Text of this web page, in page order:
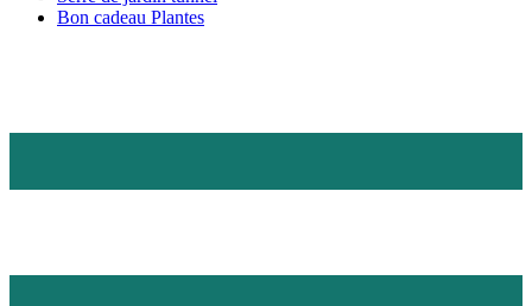
Bon cadeau Plantes